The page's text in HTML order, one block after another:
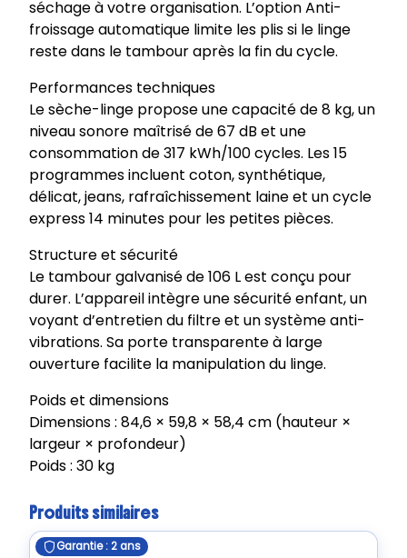
séchage à votre organisation. L’option Anti-
froissage automatique limite les plis si le linge
reste dans le tambour après la fin du cycle.
Performances techniques
Le sèche-linge propose une capacité de 8 kg, un
niveau sonore maîtrisé de 67 dB et une
consommation de 317 kWh/100 cycles. Les 15
programmes incluent coton, synthétique,
délicat, jeans, rafraîchissement laine et un cycle
express 14 minutes pour les petites pièces.
Structure et sécurité
Le tambour galvanisé de 106 L est conçu pour
durer. L’appareil intègre une sécurité enfant, un
voyant d’entretien du filtre et un système anti-
vibrations. Sa porte transparente à large
ouverture facilite la manipulation du linge.
Poids et dimensions
Dimensions : 84,6 × 59,8 × 58,4 cm (hauteur ×
largeur × profondeur)
Poids : 30 kg
Produits similaires
Garantie : 2 ans